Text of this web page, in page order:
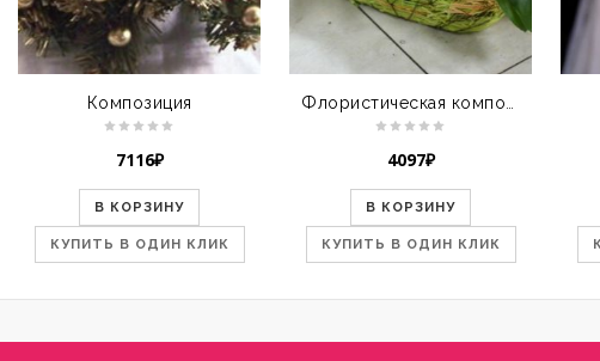
Композиция
7116₽
В КОРЗИНУ
КУПИТЬ В ОДИН КЛИК
4097₽
В КОРЗИНУ
КУПИТЬ В ОДИН КЛИК